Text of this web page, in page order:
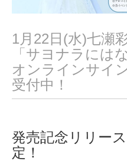
1月22日(水)七瀬
「サヨナラには
オンラインサイ
受付中！
発売記念リリー
定！